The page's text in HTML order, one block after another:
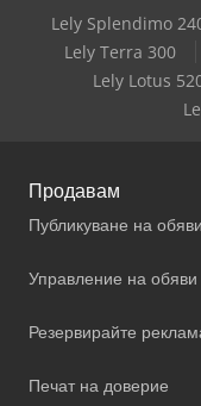
Lely Splendimo
Lely Terra 300
Lely Lotus
Продавам
Публикуване на обяви
Управление на обяви
Резервирайте
Печат на доверие